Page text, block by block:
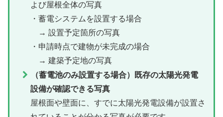
よび屋根全体の写真
・蓄電システムを設置する場合
→ 設置予定箇所の写真
・申請時点で建物が未完成の場合
→ 建築予定地の写真
（蓄電池のみ設置する場合）既存の太陽光発電
設備が確認できる写真
屋根面や壁面に、すでに太陽光発電設備が設置さ